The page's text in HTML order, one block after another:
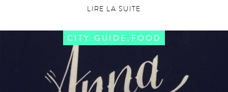
LIRE LA SUITE
CITY GUIDE , FOOD